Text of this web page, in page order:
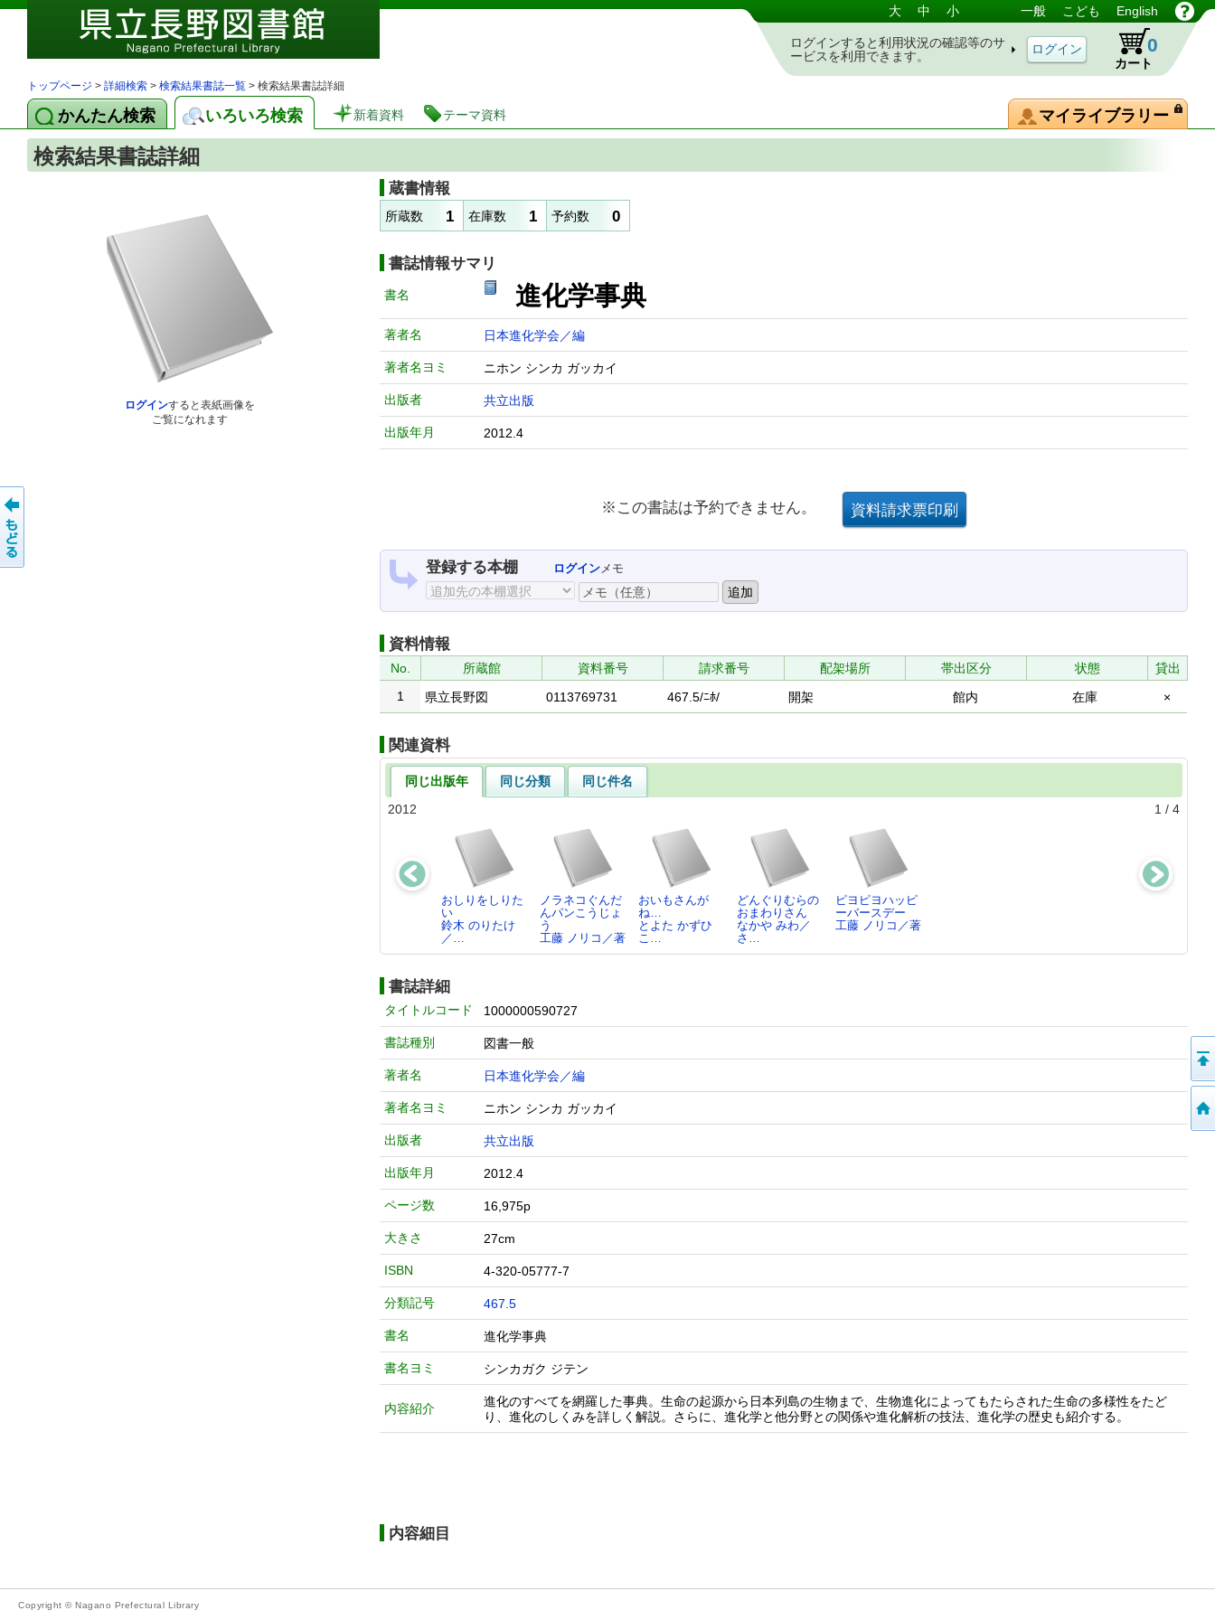
図書館 蔵書検索・予約システム 大 中 小 一般 こども English
ログインすると利用状況の確認等のサ
ービスを利用できます。
カート
0
トップページ > 詳細検索 > 検索結果書誌一覧 > 検索結果書誌詳細
かんたん検索 いろいろ検索 新着資料 テーマ資料 マイライブラリー
検索結果書誌詳細
ログインすると表紙画像を
ご覧になれます
蔵書情報
所蔵数 1 在庫数 1 予約数 0
書誌情報サマリ
書名 進化学事典
著者名 日本進化学会／編
著者名ヨミ ニホン シンカ ガッカイ
出版者 共立出版
出版年月 2012.4
※この書誌は予約できません。
登録する本棚 ログインメモ
資料情報
No. 所蔵館 資料番号 請求番号 配架場所 帯出区分 状態
貸出
1
県立長野図 0113769731 467.5/ﾆﾎ/ 開架 館内 在庫 ×
関連資料
同じ出版年 同じ分類
同じ件名
2012
1 / 4
おしりをしりた
い
鈴木 のりたけ
／…
ノラネコぐんだ
んパンこうじょ
う
工藤 ノリコ／著
おいもさんが
ね…
とよた かずひ
こ…
どんぐりむらの
おまわりさん
なかや みわ／
さ…
ピヨピヨハッピ
ーバースデー
工藤 ノリコ／著
書誌詳細
タイトルコード 1000000590727
書誌種別 図書一般
著者名 日本進化学会／編
著者名ヨミ ニホン シンカ ガッカイ
出版者 共立出版
出版年月 2012.4
ページ数 16,975p
大きさ 27cm
ISBN 4-320-05777-7
分類記号 467.5
書名 進化学事典
書名ヨミ シンカガク ジテン
内容紹介
進化のすべてを網羅した事典。生命の起源から日本列島の生物まで、生物進化によってもたらされた生命の多様性をたど
り、進化のしくみを詳しく解説。さらに、進化学と他分野との関係や進化解析の技法、進化学の歴史も紹介する。
内容細目
Copyright © Nagano Prefectural Library